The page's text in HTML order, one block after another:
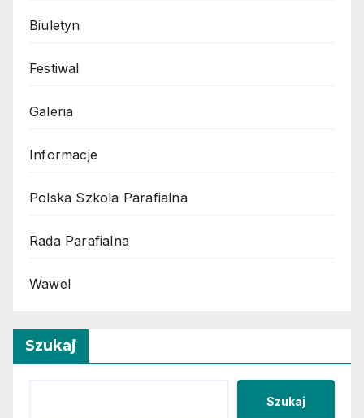
Biuletyn
Festiwal
Galeria
Informacje
Polska Szkola Parafialna
Rada Parafialna
Wawel
Szukaj
Szukaj